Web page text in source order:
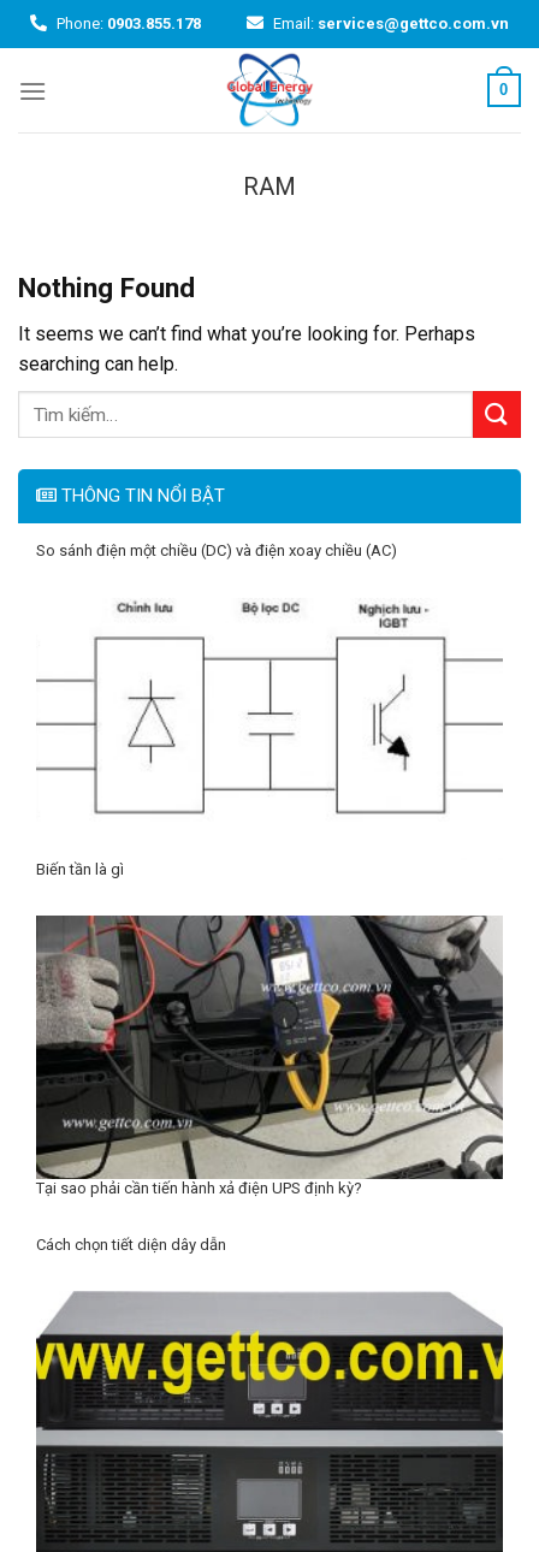
Skip
to
Phone: 0903.855.178 Email: services@gettco.com.vn
0
RAM
THÔNG TIN NỔI BẬT
So sánh điện một chiều (DC) và điện xoay chiều (AC)
Biến tần là gì
Tại sao phải cần tiến hành xả điện UPS định kỳ?
Cách chọn tiết diện dây dẫn
Nothing Found
It seems we can’t find what you’re looking for. Perhaps
searching can help.